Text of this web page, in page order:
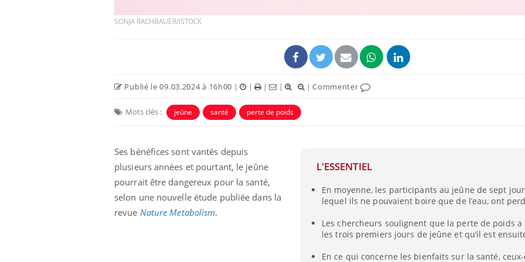
SONJA RACHBAUER/ISTOCK
Publié le 09.03.2024 à 16h00 | | | | |Commenter
Mots clés : jeûne santé perte de poids
L'ESSENTIEL
En moyenne, les participants au jeûne de sept
lequel ils ne pouvaient boire que de l’eau, ont
Les chercheurs soulignent que la perte de poids
les trois premiers jours de jeûne et qu’il est
En ce qui concerne les bienfaits sur la santé, ceux-
Ses bénéfices sont vantés depuis
plusieurs années et pourtant, le jeûne
pourrait être dangereux pour la santé,
selon une nouvelle étude publiée dans la
revue Nature Metabolism.